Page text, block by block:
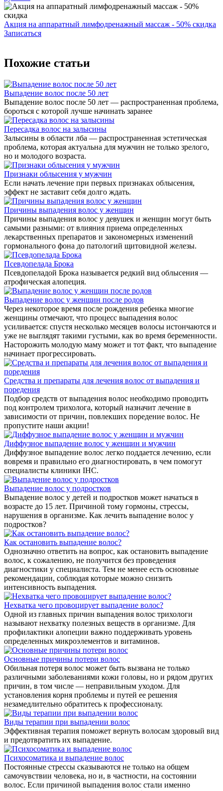
Акция на аппаратный лимфодренажный массаж - 50% скидка
Записаться
Похожие статьи
Выпадение волос после 50 лет
Выпадение волос после 50 лет — распространенная проблема,
бороться с которой лучше начинать заранее
Пересадка волос на залысины
Залысины в области лба — распространенная эстетическая
проблема, которая актуальна для мужчин не только зрелого,
но и молодого возраста.
Признаки облысения у мужчин
Если начать лечение при первых признаках облысения,
эффект не заставит себя долго ждать.
Причины выпадения волос у женщин
Причины выпадения волос у девушек и женщин могут быть
самыми разными: от влияния приема определенных
лекарственных препаратов и закономерных изменений
гормонального фона до патологий щитовидной железы.
Псевдопелада Брока
Псевдопеладой Брока называется редкий вид облысения —
атрофическая алопеция.
Выпадение волос у женщин после родов
Через некоторое время после рождения ребенка многие
женщины отмечают, что процесс выпадения волос
усиливается: спустя несколько месяцев волосы истончаются и
уже не выглядят такими густыми, как во время беременности.
Насторожить молодую маму может и тот факт, что выпадение
начинает прогрессировать.
Средства и препараты для лечения волос от выпадения и
поредения
Подбор средств от выпадения волос необходимо проводить
под контролем трихолога, который назначит лечение в
зависимости от причин, повлекших поредение волос. Не
пропустите наши акции!
Диффузное выпадение волос у женщин и мужчин
Диффузное выпадение волос легко поддается лечению, если
вовремя и правильно его диагностировать, в чем помогут
специалисты клиники IHC.
Выпадение волос у подростков
Выпадение волос у детей и подростков может начаться в
возрасте до 15 лет. Причиной тому гормоны, стрессы,
нарушения в организме. Как лечить выпадение волос у
подростков?
Как остановить выпадение волос?
Однозначно ответить на вопрос, как остановить выпадение
волос, к сожалению, не получится без проведения
диагностики у специалиста. Тем не менее есть основные
рекомендации, соблюдая которые можно снизить
интенсивность выпадения.
Нехватка чего провоцирует выпадение волос?
Одной из главных причин выпадения волос трихологи
называют нехватку полезных веществ в организме. Для
профилактики алопеции важно поддерживать уровень
определенных микроэлементов и витаминов.
Основные причины потери волос
Обильная потеря волос может быть вызвана не только
различными заболеваниями кожи головы, но и рядом других
причин, в том числе — неправильным уходом. Для
установления корня проблемы и путей ее решения
незамедлительно обратитесь к профессионалу.
Виды терапии при выпадении волос
Эффективная терапия поможет вернуть волосам здоровый вид
и предотвратить их выпадение.
Психосоматика и выпадение волос
Постоянные стрессы сказываются не только на общем
самочувствии человека, но и, в частности, на состоянии
волос. Если причиной выпадения волос стали именно